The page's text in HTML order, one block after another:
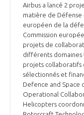
NOS MISSIONS
NOTRE HISTOIRE
LE CONSEIL DU GIFAS
L’ÉQUIPE DU GIFAS
NOS RÉSEAUX À
FONCTIONNEMENT
GEADS
COMITÉ AERO PME
STARTAIR
LES PROGRAMMES DU
UN ÉCOSYSTÈME
LA MÉDIATION
LA MÉDIATION DANS
Airbus a lancé 2
matière de Défense
européen de la
Commission
projets de
différents domaines
projets collaboratifs
sélectionnés et
Defence and Space
Operational
Helicopters
Découvrez